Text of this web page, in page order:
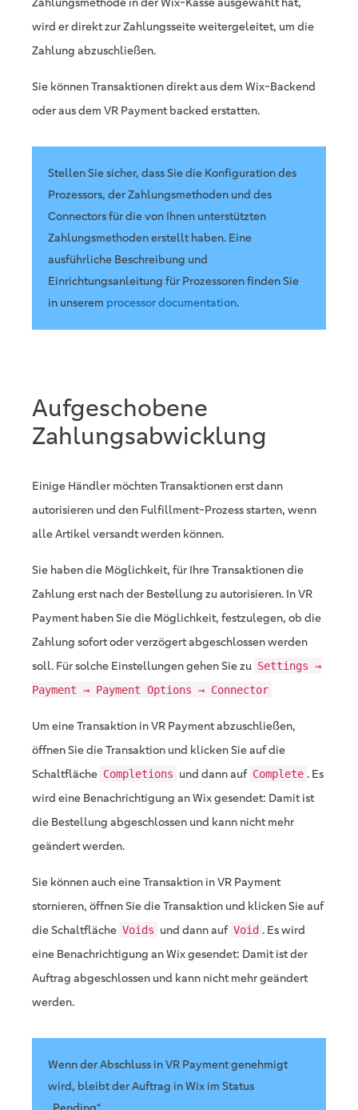
wird er direkt zur Zahlungsseite weitergeleitet, um die
Zahlung abzuschließen.
Sie können Transaktionen direkt aus dem Wix-Backend
oder aus dem VR Payment backed erstatten.
Stellen Sie sicher, dass Sie die Konfiguration des
Prozessors, der Zahlungsmethoden und des
Connectors für die von Ihnen unterstützten
Zahlungsmethoden erstellt haben. Eine
ausführliche Beschreibung und
Einrichtungsanleitung für Prozessoren finden Sie
in unserem processor documentation.
Aufgeschobene
Zahlungsabwicklung
Einige Händler möchten Transaktionen erst dann
autorisieren und den Fulfillment-Prozess starten, wenn
alle Artikel versandt werden können.
Sie haben die Möglichkeit, für Ihre Transaktionen die
Zahlung erst nach der Bestellung zu autorisieren. In VR
Payment haben Sie die Möglichkeit, festzulegen, ob die
Zahlung sofort oder verzögert abgeschlossen werden
soll. Für solche Einstellungen gehen Sie zu Settings →
Payment → Payment Options → Connector
Um eine Transaktion in VR Payment abzuschließen,
öffnen Sie die Transaktion und klicken Sie auf die
Schaltfläche Completions und dann auf Complete . Es
wird eine Benachrichtigung an Wix gesendet: Damit ist
die Bestellung abgeschlossen und kann nicht mehr
geändert werden.
Sie können auch eine Transaktion in VR Payment
stornieren, öffnen Sie die Transaktion und klicken Sie auf
die Schaltfläche Voids und dann auf Void . Es wird
eine Benachrichtigung an Wix gesendet: Damit ist der
Auftrag abgeschlossen und kann nicht mehr geändert
werden.
Wenn der Abschluss in VR Payment genehmigt
wird, bleibt der Auftrag in Wix im Status